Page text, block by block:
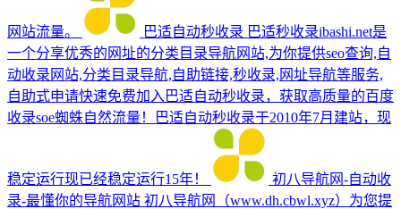
网站流量。 巴适自动秒收录 巴适秒收录ibashi.net是
一个分享优秀的网址的分类目录导航网站,为你提供seo查询,自
动收录网站,分类目录导航,自助链接,秒收录,网址导航等服务,
自助式申请快速免费加入巴适自动秒收录，获取高质量的百度
收录soe蜘蛛自然流量！巴适自动秒收录于2010年7月建站，现
稳定运行现已经稳定运行15年！
初八导航网-自动收
录-最懂你的导航网站 初八导航网（www.dh.cbwl.xyz）为您提